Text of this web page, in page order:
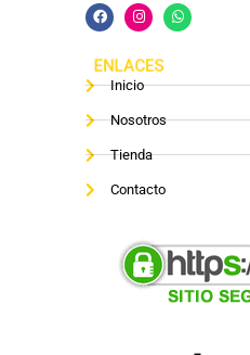
ENLACES
Inicio
Nosotros
Tienda
Contacto